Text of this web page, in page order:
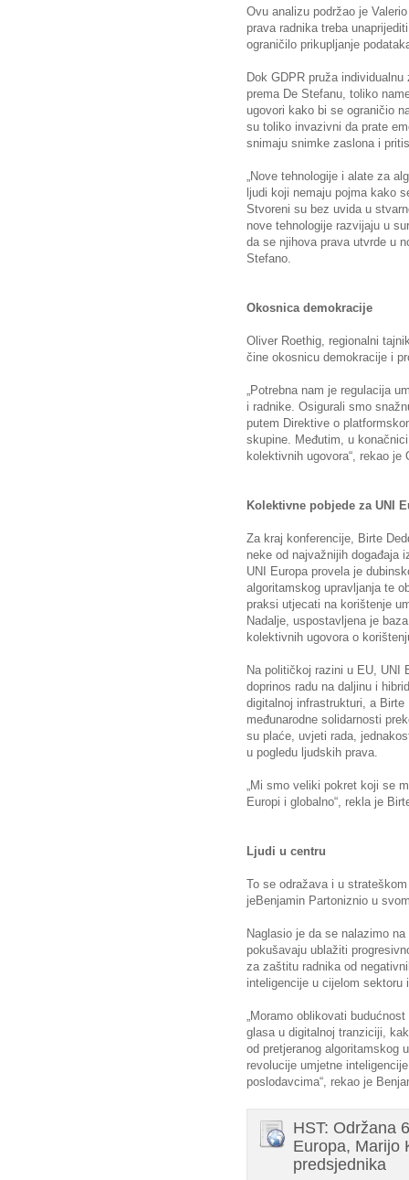
Ovu analizu podržao je
prava radnika treba
ograničilo prikupljanje
Dok GDPR pruža
prema De Stefanu, toliko
ugovori kako bi se ograničio
su toliko invazivni da prate
snimaju snimke zaslona i
„Nove tehnologije i alate za
ljudi koji nemaju pojma kako
Stvoreni su bez uvida u
nove tehnologije razvijaju u
da se njihova prava utvrde u
Stefano.
Okosnica demokracije
Oliver Roethig, regionalni
čine okosnicu demokracije i
„Potrebna nam je regulacija
i radnike. Osigurali smo
putem Direktive o
skupine. Međutim, u
kolektivnih ugovora“, rekao je
Kolektivne pobjede za UNI
Za kraj konferencije, Birte
neke od najvažnijih događaja
UNI Europa provela je
algoritamskog upravljanja te
praksi utjecati na korištenje
Nadalje, uspostavljena je
kolektivnih ugovora o
Na političkoj razini u EU, UNI
doprinos radu na daljinu i
digitalnoj infrastrukturi, a
međunarodne solidarnosti
su plaće, uvjeti rada,
u pogledu ljudskih prava.
„Mi smo veliki pokret koji se
Europi i globalno“, rekla je
Ljudi u centru
To se odražava i u
jeBenjamin Partoniznio u
Naglasio je da se nalazimo
pokušavaju ublažiti
za zaštitu radnika od
inteligencije u cijelom
„Moramo oblikovati
glasa u digitalnoj tranziciji,
od pretjeranog algoritamskog
revolucije umjetne
poslodavcima“, rekao je
HST: Održana
Europa, Marijo
predsjednika